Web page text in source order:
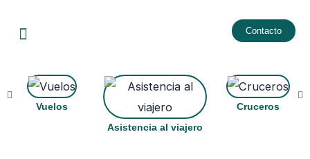
Menu Contacto
Vuelos
Asistencia al viajero
Cruceros